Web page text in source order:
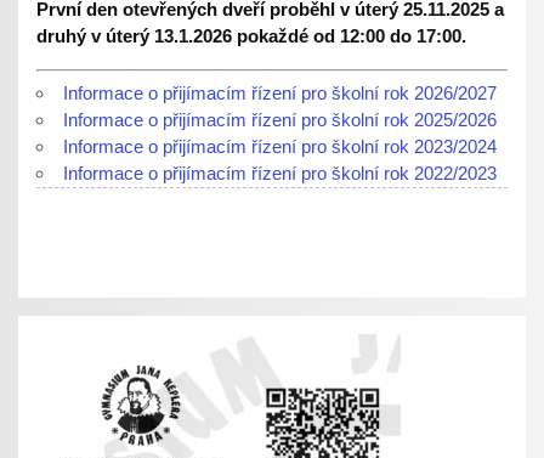
První den otevřených dveří proběhl v úterý 25.11.2025 a
druhý v úterý 13.1.2026 pokaždé od 12:00 do 17:00.
Informace o přijímacím řízení pro školní rok 2026/2027
Informace o přijímacím řízení pro školní rok 2025/2026
Informace o přijímacím řízení pro školní rok 2023/2024
Informace o přijímacím řízení pro školní rok 2022/2023